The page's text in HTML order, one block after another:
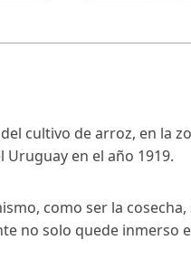
cultivo de arroz, en la
en el año 1919.
como ser la cosecha,
no solo quede inmerso